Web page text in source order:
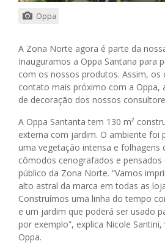
Oppa
A Zona Norte agora é parte da
Inauguramos a Oppa Santana para
com os nossos produtos. Assim, os
contato mais próximo com a Oppa,
de decoração dos nossos
A Oppa Santanta tem 130 m²
externa com jardim. O ambiente foi
uma vegetação intensa e folhagens
cômodos cenografados e pensados
público da Zona Norte. “Vamos
alto astral da marca em todas as
Construímos uma linha do tempo
e um jardim que poderá ser usado
por exemplo”, explica Nicole
Oppa.